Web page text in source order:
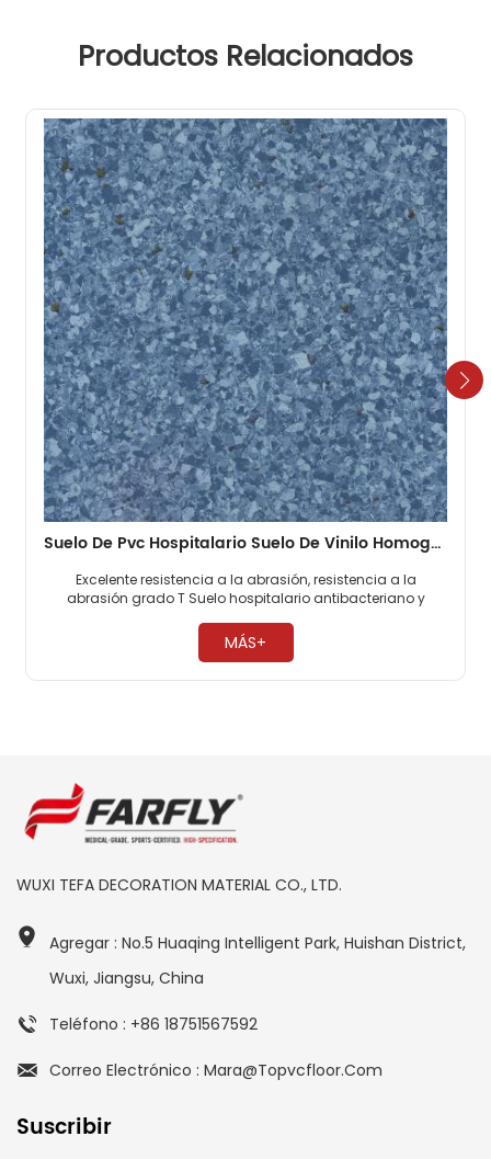
Productos Relacionados
Suelo De Pvc Hospitalario Suelo De Vinilo Homogéneo De 2 Mm
Excelente resistencia a la abrasión, resistencia a la
abrasión grado T Suelo hospitalario antibacteriano y
necesario encerar ​
MÁS+
WUXI TEFA DECORATION MATERIAL CO., LTD.
Agregar : No.5 Huaqing Intelligent Park, Huishan District,
Wuxi, Jiangsu, China
Teléfono : +86 18751567592
Correo Electrónico : Mara@topvcfloor.com
Suscribir